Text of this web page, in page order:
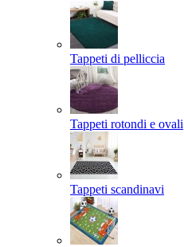
Tappeti di pelliccia
Tappeti rotondi e ovali
Tappeti scandinavi